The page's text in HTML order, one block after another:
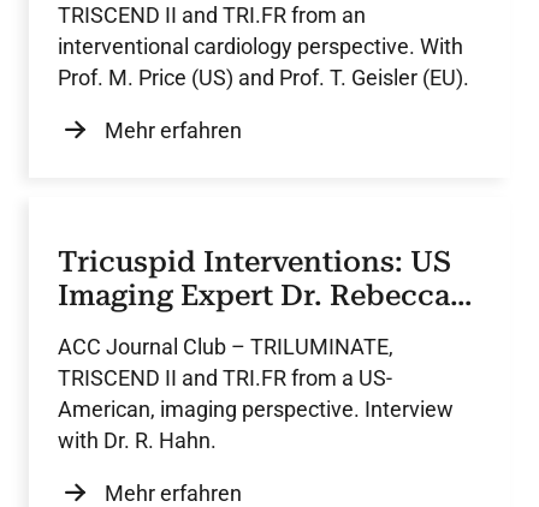
TRISCEND II and TRI.FR from an
interventional cardiology perspective. With
Prof. M. Price (US) and Prof. T. Geisler (EU).
Mehr erfahren
Tricuspid Interventions: US
Imaging Expert Dr. Rebecca
ACC Journal Club – TRILUMINATE,
TRISCEND II and TRI.FR from a US-
American, imaging perspective. Interview
with Dr. R. Hahn.
Mehr erfahren